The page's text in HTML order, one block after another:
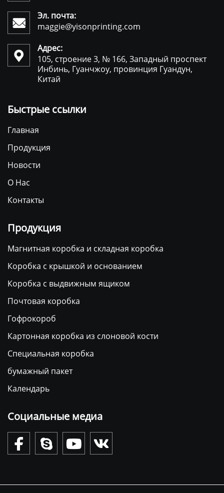

Эл. почта:
maggie@yisonprinting.com

Адрес:
105, строение 3, № 166, Западный проспект
Инбинь, Гуанчжоу, провинция Гуандун,
Китай
Быстрые ссылки
Главная
Продукция
Новости
О Нас
Контакты
Продукция
Магнитная коробка и складная коробка
Коробка с крышкой и основанием
Коробка с выдвижным ящиком
Почтовая коробка
Гофрокороб
Картонная коробка из слоновой кости
Специальная коробка
бумажный пакет
Календарь
Социальные медиа
   